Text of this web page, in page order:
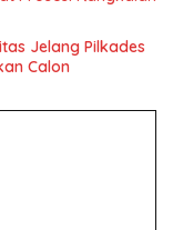
Jelang Pilkades
Calon